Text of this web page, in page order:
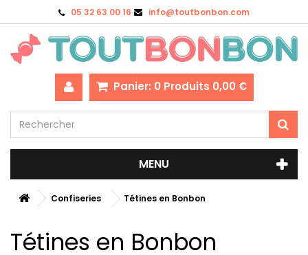
05 32 63 00 16 info@toutbonbon.com
Panier: 0 Produits 0,00 €
MENU
Confiseries Tétines en Bonbon
Tétines en Bonbon